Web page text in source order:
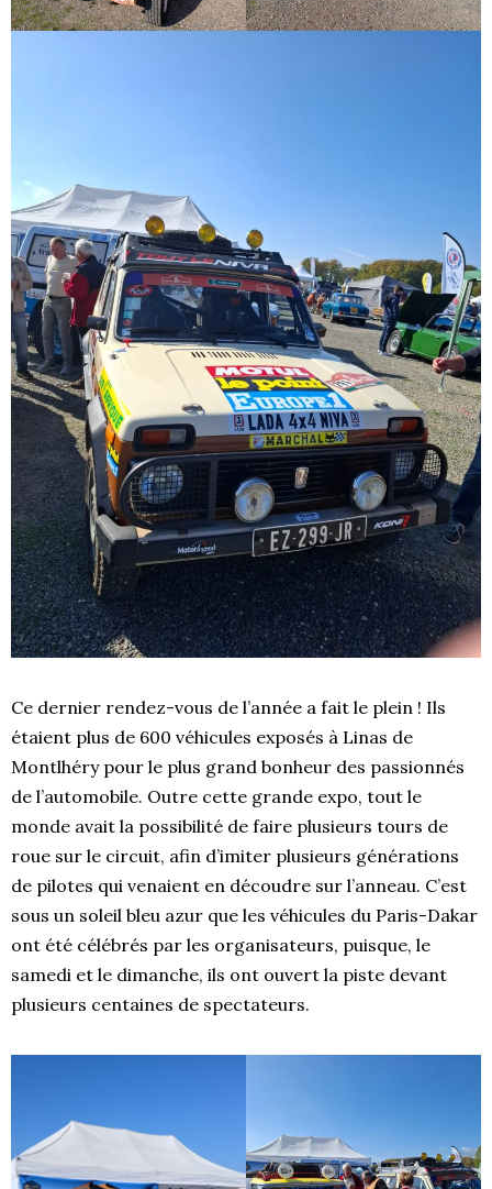
Ce dernier rendez-vous de l’année a fait le plein ! Ils
étaient plus de 600 véhicules exposés à Linas de
Montlhéry pour le plus grand bonheur des passionnés
de l’automobile. Outre cette grande expo, tout le
monde avait la possibilité de faire plusieurs tours de
roue sur le circuit, afin d’imiter plusieurs générations
de pilotes qui venaient en découdre sur l’anneau. C’est
sous un soleil bleu azur que les véhicules du Paris-Dakar
ont été célébrés par les organisateurs, puisque, le
samedi et le dimanche, ils ont ouvert la piste devant
plusieurs centaines de spectateurs.